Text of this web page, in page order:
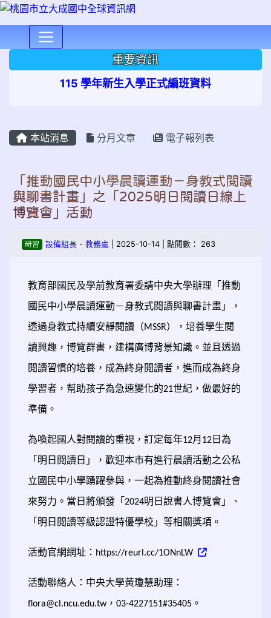
重要資訊
115 學年新生入學正式編班資料
本站消息 分月文章 電子報列表
「推動國民中小學晨讀運動－身教式閱讀
與聊書計畫」之「2025明日閱讀日線上
博覽會」活動
研習 設備組長- 教務處 | 2025-10-14 | 點閱數： 263
教育部國民及學前教育署委請中央大學辦理「推動
國民中小學晨讀運動－身教式閱讀與聊書計畫」，
透過身教式持續安靜閱讀（MSSR），培養學生閱
讀興趣，博覽群書，建構廣博背景知識。並且透過
閱讀習慣的培養，成為終身閱讀者，進而成為終身
學習者，幫助孩子為急速變化的21世紀，做最好的
準備。
為喚起國人對閱讀的重視，訂定每年12月 12 日為
「明日閱讀日」，歡迎本市有進行晨讀活動之公私
立國民中小學踴躍參與，一起為推動終身閱讀社會
來努力。當日將頒發「 2024明日說書人博覽會」、
「明日閱讀等級認證特優學校」等相關獎項。
活動官網網址： https://reurl.cc/1ONnLW
活動聯絡人：中央大學黃瓊慧助理：
flora@cl.ncu.edu.tw， 03-4227151#35405 。